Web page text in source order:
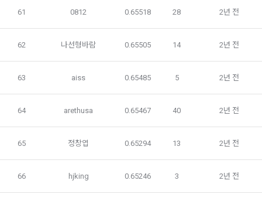
링 용도로 "사이트" 운영자가 ‘데이콘 인재풀 등록’ 정보를 열람
1. “회원”은 “사이트” 상에서 다음 또는 이와 유사한 방법에 의하
가. 재화 및 서비스 등의 검색 및 선택
호) 등의 입력
련한 내용에 대한 확인
라. 이 약관에 동의하고 위 다.호의 사항을 확인하거나 거부하는
이벤트 정보 및 참여기회 제공, 광고성 정보 제공 등 마케팅 및
개인정보를 이용합니다.
61 0812 0.65518 28 2년 전
62 나선형바람 0.65505 14 2년 전
63 aiss 0.65485 5 2년 전
64 arethusa 0.65467 40 2년 전
65 정창엽 0.65294 13 2년 전
66 hjking 0.65246 3 2년 전